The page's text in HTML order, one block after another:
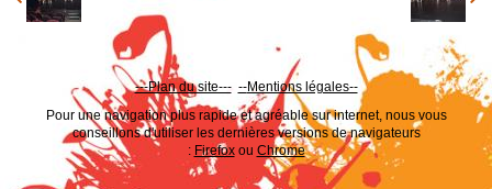
---Plan du site--- --Mentions légales--
Pour une navigation plus rapide et agréable sur internet, nous vous
conseillons d'utiliser les dernières versions de navigateurs
: Firefoxou Chrome